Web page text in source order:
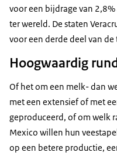
voor een bijdrage van
ter wereld. De staten
voor een derde deel van
Hoogwaardig
Of het om een melk- dan
met een extensief of met
geproduceerd, of om welk
Mexico willen hun
op een betere productie,